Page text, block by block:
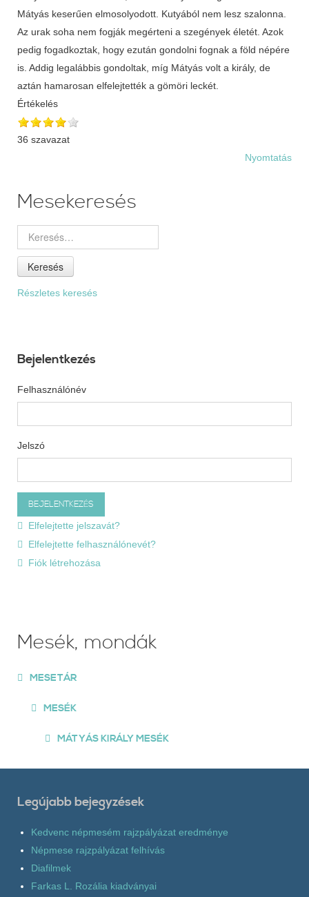
Mátyás keserűen elmosolyodott. Kutyából nem lesz szalonna.
Az urak soha nem fogják megérteni a szegények életét. Azok
pedig fogadkoztak, hogy ezután gondolni fognak a föld népére
is. Addig legalábbis gondoltak, míg Mátyás volt a király, de
aztán hamarosan elfelejtették a gömöri leckét.
Értékelés
36 szavazat
Nyomtatás
Mesekeresés
Keresés
Részletes keresés
Bejelentkezés
Felhasználónév
Jelszó
Elfelejtette jelszavát?
Elfelejtette felhasználónevét?
Fiók létrehozása
Mesék, mondák
MESETÁR
MESÉK
MÁTYÁS KIRÁLY MESÉK
Legújabb bejegyzések
Kedvenc népmesém rajzpályázat eredménye
Népmese rajzpályázat felhívás
Diafilmek
Farkas L. Rozália kiadványai